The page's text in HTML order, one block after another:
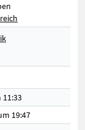
11:33
19:47